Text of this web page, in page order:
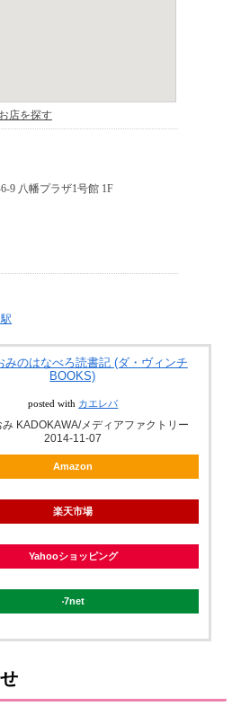
みのはなべろ読書記 (ダ・ヴィンチ
BOOKS)
posted with カエレバ
み KADOKAWA/メディアファクトリー
2014-11-07
Amazon
楽天市場
Yahooショッピング
7net